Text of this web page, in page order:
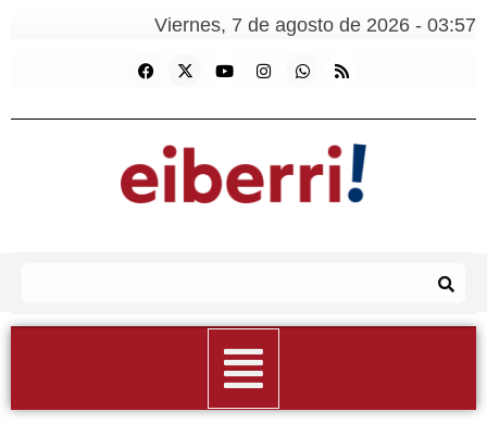
Viernes, 7 de agosto de 2026 - 03:57